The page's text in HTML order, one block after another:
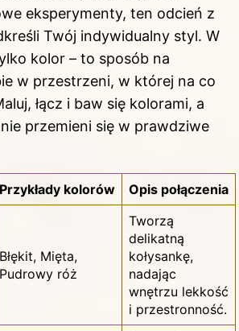
eksperymenty, ten odcień z
Twój indywidualny styl. W
kolor – to sposób na
w przestrzeni, w której na co
łącz i baw się kolorami, a
przemieni się w prawdziwe
Przykłady kolorów Opis połączenia
Błękit, Mięta,
Pudrowy róż
Tworzą
delikatną
kołysankę,
nadając
wnętrzu lekkość
i przestronność.